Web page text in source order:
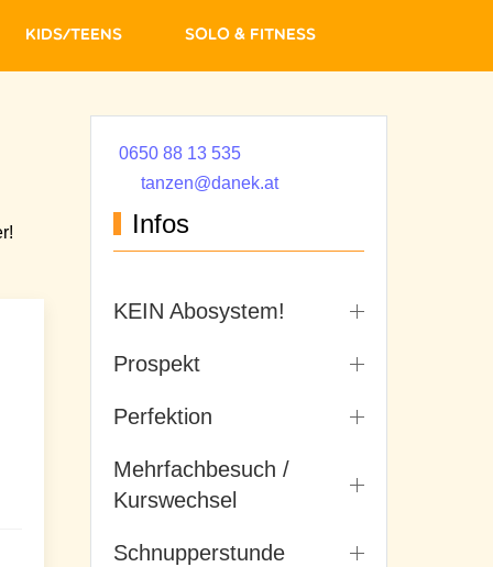
Kids/Teens Solo & Fitness
0650 88 13 535
tanzen@danek.at
Infos
KEIN Abosystem!
Prospekt
Perfektion
Mehrfachbesuch /
Kurswechsel
Schnupperstunde